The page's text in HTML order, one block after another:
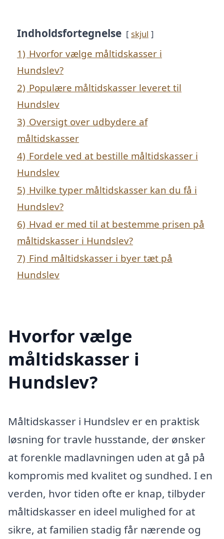
Indholdsfortegnelse skjul
1) Hvorfor vælge måltidskasser i
Hundslev?
2) Populære måltidskasser leveret til
Hundslev
3) Oversigt over udbydere af
måltidskasser
4) Fordele ved at bestille måltidskasser i
Hundslev
5) Hvilke typer måltidskasser kan du få i
Hundslev?
6) Hvad er med til at bestemme prisen på
måltidskasser i Hundslev?
7) Find måltidskasser i byer tæt på
Hundslev
Hvorfor vælge
måltidskasser i
Hundslev?
Måltidskasser i Hundslev er en praktisk
løsning for travle husstande, der ønsker
at forenkle madlavningen uden at gå på
kompromis med kvalitet og sundhed. I en
verden, hvor tiden ofte er knap, tilbyder
måltidskasser en ideel mulighed for at
sikre, at familien stadig får nærende og